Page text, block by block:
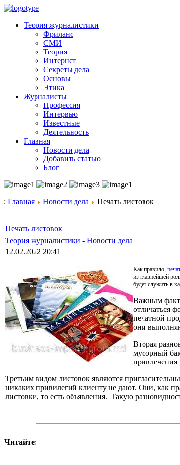
Теория журналистики
Фриланс
СМИ
Теория
Интернет
Секреты дела
Основы
Этика
Журналисты
Профессия
Интервью
Известные
Деятельность
Главная
Новости дела
Добавить статью
Блог
: Главная Новости дела Печать листовок
Печать листовок
Теория журналистики - Новости дела
12.02.2022 20:41
Как правило,
из главнейшей
будет служить в
Важным
отличаться
печатной
они
Вторая
мусорный
привлечения
Третьим видом листовок являются
никаких привилегий клиенту не дают. Они, как
листовки, то есть объявления. Такую
Читайте: